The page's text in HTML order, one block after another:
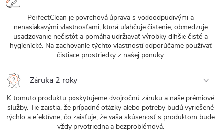
PerfectClean je povrchová úprava s vodoodpudivými a
nenasiakavými vlastnosťami, ktorá uľahčuje čistenie, obmedzuje
usadzovanie nečistôt a pomáha udržiavať výrobky dlhšie čisté a
hygienické. Na zachovanie týchto vlastností odporúčame používať
čistiace prostriedky z našej ponuky.
Záruka 2 roky
K tomuto produktu poskytujeme dvojročnú záruku a naše prémiové
služby. Tie zaistia, že prípadné otázky alebo potreby budú vyriešené
rýchlo a efektívne, čo zaisťuje, že vaša skúsenosť s produktom bude
vždy prvotriedna a bezproblémová.